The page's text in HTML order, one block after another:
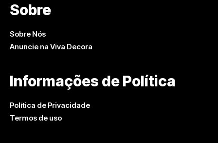
Sobre
Sobre Nós
Anuncie na Viva Decora
Informações de Política
Política de Privacidade
Termos de uso